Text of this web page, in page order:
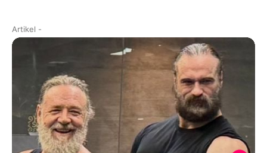
Artikel -